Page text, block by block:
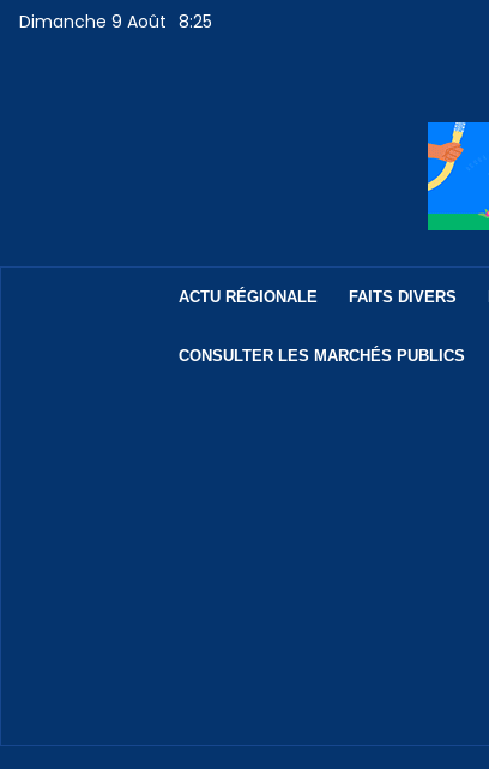
Dimanche 9 Août 8:25
ACTU RÉGIONALE FAITS DIVERS
CONSULTER LES MARCHÉS PUBLICS